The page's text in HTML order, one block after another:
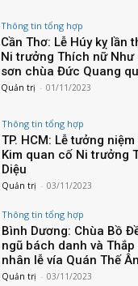
Thông tin tổng hợp
Cần Thơ: Lễ Húy kỵ lần
Ni trưởng Thích nữ Như
sơn chùa Đức Quang
Quản trị - 01/11/2023
Thông tin tổng hợp
TP. HCM: Lễ tưởng
Kim quan cố Ni trưởng
Diệu
Quản trị - 03/11/2023
Thông tin tổng hợp
Bình Dương: Chùa Bồ
ngũ bách danh và
nhân lễ vía Quán Thế
Quản trị - 03/11/2023